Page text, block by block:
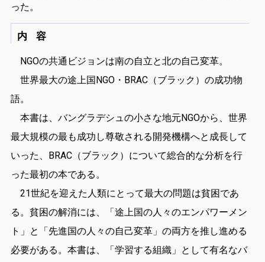
った。
内 容
NGOの共通ビジョンは南の自立と北の自己変革。
世界最大の途上国NGO・BRAC（ブラック）の成功物
語。
本書は、バングラデシュの小さな地元NGOから、世界
最大規模の最も成功し尊敬される開発機構へと成長して
いった、BRAC（ブラック）について総合的な分析を行
った最初の本である。
21世紀を迎えた人類にとって最大の問題は貧困であ
る。貧困の解消には、「途上国の人々のエンパワーメン
ト」と「先進国の人々の自己変革」の両方を推し進める
必要がある。本書は、「学習する組織」として有名なバ